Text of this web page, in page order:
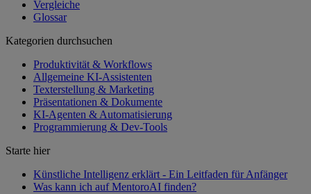
Vergleiche
Glossar
Kategorien durchsuchen
Produktivität & Workflows
Allgemeine KI-Assistenten
Texterstellung & Marketing
Präsentationen & Dokumente
KI-Agenten & Automatisierung
Programmierung & Dev-Tools
Starte hier
Künstliche Intelligenz erklärt - Ein Leitfaden für Anfänger
Was kann ich auf MentoroAI finden?